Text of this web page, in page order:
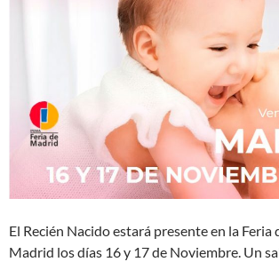
El Recién Nacido estará presente en la Feria
Madrid los días 16 y 17 de Noviembre. Un